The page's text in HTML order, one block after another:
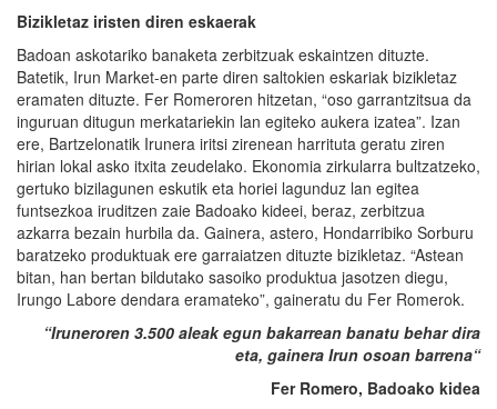
Bizikletaz iristen diren eskaerak
Badoan askotariko banaketa zerbitzuak eskaintzen dituzte.
Batetik, Irun Market-en parte diren saltokien eskariak bizikletaz
eramaten dituzte. Fer Romeroren hitzetan, “oso garrantzitsua da
inguruan ditugun merkatariekin lan egiteko aukera izatea”. Izan
ere, Bartzelonatik Irunera iritsi zirenean harrituta geratu ziren
hirian lokal asko itxita zeudelako. Ekonomia zirkularra bultzatzeko,
gertuko bizilagunen eskutik eta horiei lagunduz lan egitea
funtsezkoa iruditzen zaie Badoako kideei, beraz, zerbitzua
azkarra bezain hurbila da. Gainera, astero, Hondarribiko Sorburu
baratzeko produktuak ere garraiatzen dituzte bizikletaz. “Astean
bitan, han bertan bildutako sasoiko produktua jasotzen diegu,
Irungo Labore dendara eramateko”, gaineratu du Fer Romerok.
“Iruneroren 3.500 aleak egun bakarrean banatu behar dira
eta, gainera Irun osoan barrena“
FerRomero, Badoako kidea